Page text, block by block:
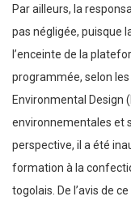
Par ailleurs, la
pas négligée, puisque
l’enceinte de la
programmée, selon
Environmental Design
environnementales et
perspective, il a été
formation à la
togolais. De l’avis de